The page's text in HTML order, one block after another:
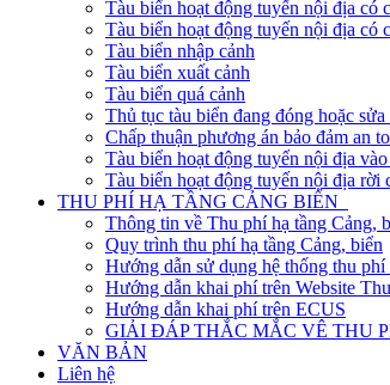
Tàu biển hoạt động tuyến nội địa có
Tàu biển hoạt động tuyến nội địa có
Tàu biển nhập cảnh
Tàu biển xuất cảnh
Tàu biển quá cảnh
Thủ tục tàu biển đang đóng hoặc
Chấp thuận phương án bảo đảm an
Tàu biển hoạt động tuyến nội địa
Tàu biển hoạt động tuyến nội địa rời
THU PHÍ HẠ TẦNG CẢNG BIỂN
Thông tin về Thu phí hạ tầng Cảng,
Quy trình thu phí hạ tầng Cảng, biển
Hướng dẫn sử dụng hệ thống thu phí
Hướng dẫn khai phí trên Website
Hướng dẫn khai phí trên ECUS
GIẢI ĐÁP THẮC MẮC VÊ THU
VĂN BẢN
Liên hệ